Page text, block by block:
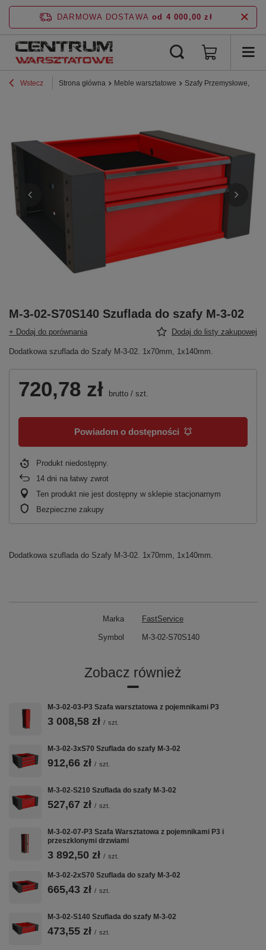
DARMOWA DOSTAWA od 4 000,00 zł
Wstecz Strona główna Meble warsztatowe Szafy Przemysłowe, BHP
M-3-02-S70S140 Szuflada do szafy M-3-02
+ Dodaj do porównania Dodaj do listy zakupowej
Dodatkowa szuflada do Szafy M-3-02. 1x70mm, 1x140mm.
720,78 zł brutto / szt.
Powiadom o dostępności
Produkt niedostępny
14 dni na łatwy zwrot
Ten produkt nie jest dostępny w sklepie stacjonarnym
Bezpieczne zakupy
Dodatkowa szuflada do Szafy M-3-02. 1x70mm, 1x140mm.
Marka FastService
Symbol M-3-02-S70S140
Zobacz również
M-3-02-03-P3 Szafa warsztatowa z pojemnikami P3
3 008,58 zł / szt.
M-3-02-3xS70 Szuflada do szafy M-3-02
912,66 zł / szt.
M-3-02-S210 Szuflada do szafy M-3-02
527,67 zł / szt.
M-3-02-07-P3 Szafa Warsztatowa z pojemnikami P3 i
przeszklonymi drzwiami
3 892,50 zł / szt.
M-3-02-2xS70 Szuflada do szafy M-3-02
665,43 zł / szt.
M-3-02-S140 Szuflada do szafy M-3-02
473,55 zł / szt.